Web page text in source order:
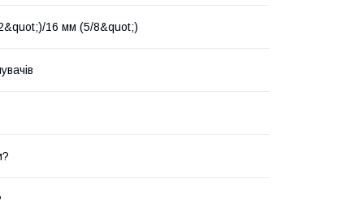
16 мм (5/8&quot;)